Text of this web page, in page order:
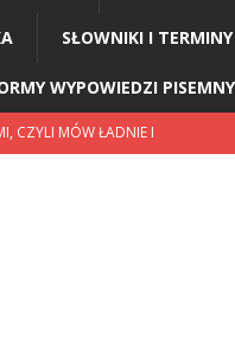
SŁOWNIKI I TERMINY
WYPOWIEDZI
CZYLI MÓW ŁADNIE I